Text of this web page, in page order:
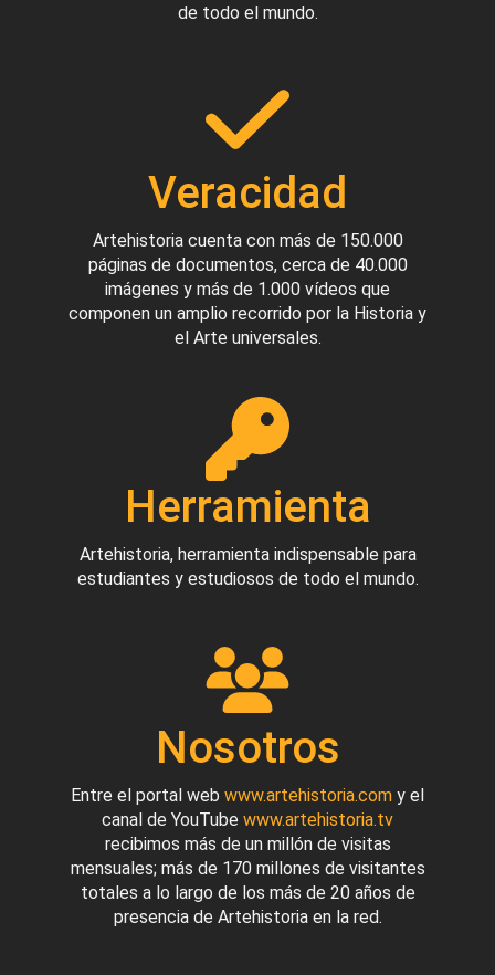
de todo el mundo.
Veracidad
Artehistoria cuenta con más de 150.000
páginas de documentos, cerca de 40.000
imágenes y más de 1.000 vídeos que
componen un amplio recorrido por la Historia y
el Arte universales.
Herramienta
Artehistoria, herramienta indispensable para
estudiantes y estudiosos de todo el mundo.
Nosotros
Entre el portal web www.artehistoria.com y el
canal de YouTube www.artehistoria.tv
recibimos más de un millón de visitas
mensuales; más de 170 millones de visitantes
totales a lo largo de los más de 20 años de
presencia de Artehistoria en la red.